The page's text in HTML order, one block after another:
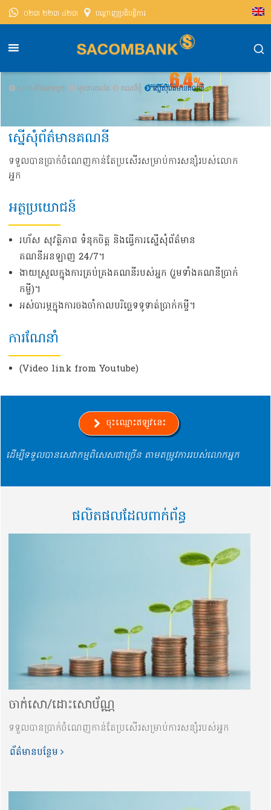
០២៣ ២២៣ ៤២៣ បណ្តាញ​ប្រតិបត្តិការ
សាខមប៊ែងខេមបូឌា មុខងារចល័ត គណនីខ្ញុំ ស្នើសុំព័ត៌មានគណនី
ស្នើសុំព័ត៌មានគណនី
ទទួលបាន​ប្រាក់ចំណេញកាន់តែប្រសើរ​សម្រាប់ការសន្សំរបស់លោក
អ្នក
អត្ថប្រយោជន៍
រហ័ស សុវត្ថិភាព ទំនុកចិត្ត និងធ្វើការស្នើសុំព័ត៌មាន
គណនីអនឡាញ 24/7។
ងាយស្រួលក្នុងការគ្រប់គ្រងគណនីរបស់អ្នក (រួមទាំងគណនីប្រាក់
កម្ចី)។
អស់បារម្ភក្នុងការចងចាំកាលបរិច្ឆេទទូទាត់ប្រាក់កម្ចី។
ការណែនាំ
(Video link from Youtube)
ចុះឈ្មោះឥឡូវនេះ
ដើម្បីទទួលបានសេវាកម្មពិសេសជាច្រើន តាមតម្រូវការរបស់លោកអ្នក
ផលិតផលដែលពាក់ព័ន្ធ
ចាក់សោ/ដោះសោប័ណ្ណ
ទទួលបាន​ប្រាក់ចំណេញកាន់តែប្រសើរ​សម្រាប់ការសន្សំរបស់អ្នក
ព័ត៌មានបន្ថែម